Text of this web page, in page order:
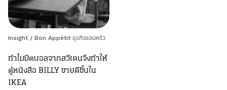
Insight / Bon Appétit ธุรกิจรอบครัว
ทำไมมีตบอลจากสวีเดนจึงทำให้
ตู้หนังสือ BILLY ขายดีขึ้นใน
IKEA